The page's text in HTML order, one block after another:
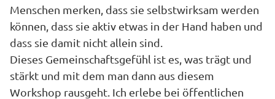
Menschen merken, dass sie selbstwirksam werden
können, dass sie aktiv etwas in der Hand haben und
dass sie damit nicht allein sind.
Dieses Gemeinschaftsgefühl ist es, was trägt und
stärkt und mit dem man dann aus diesem
Workshop rausgeht. Ich erlebe bei öffentlichen